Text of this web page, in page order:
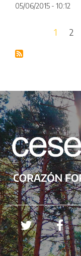
05/06/2015 - 10:12
Paginación
1 2
Redes